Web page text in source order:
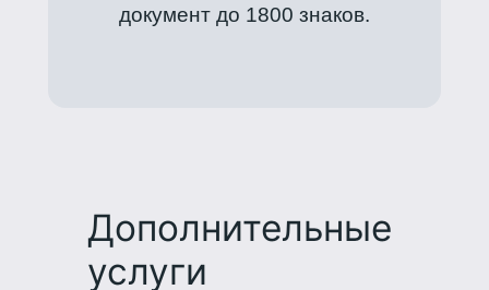
документ до 1800 знаков.
Дополнительные
услуги